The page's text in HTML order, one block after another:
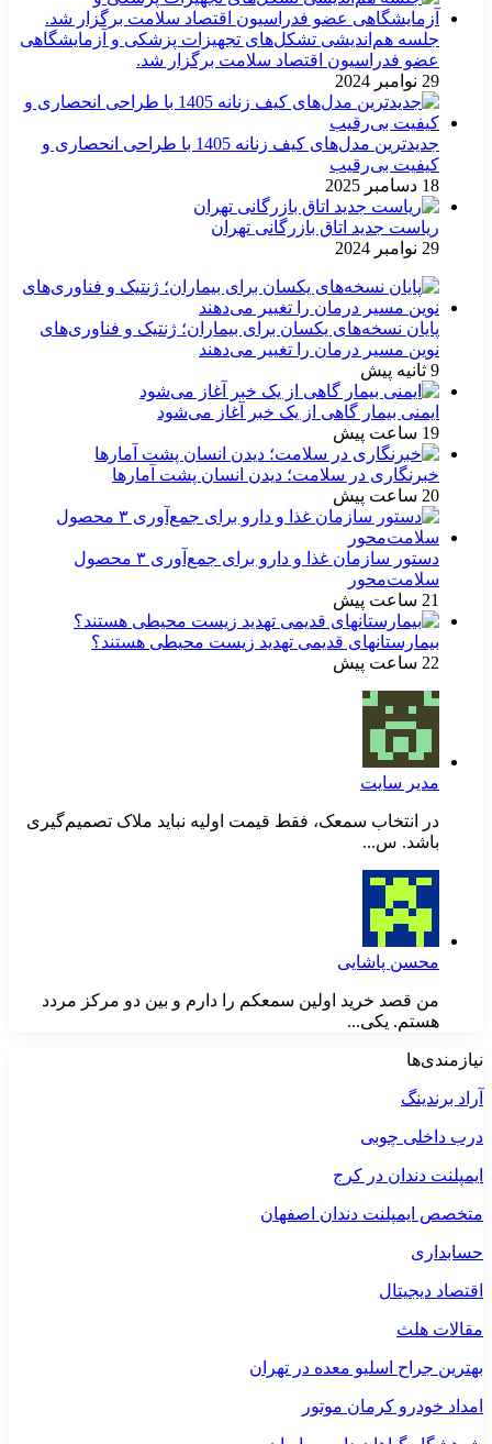
جلسه هم‌اندیشی تشکل‌های تجهیزات پزشکی و آزمایشگاهی
عضو فدراسیون اقتصاد سلامت برگزار شد.
29 نوامبر 2024
جدیدترین مدل‌های کیف زنانه 1405 با طراحی انحصاری و
کیفیت بی‌رقیب
18 دسامبر 2025
ریاست جدید اتاق بازرگانی تهران
29 نوامبر 2024
پایان نسخه‌های یکسان برای بیماران؛ ژنتیک و فناوری‌های
نوین مسیر درمان را تغییر می‌دهند
9 ثانیه پیش
ایمنی بیمار گاهی از یک خبر آغاز می‌شود
19 ساعت پیش
خبرنگاری در سلامت؛ دیدن انسان پشت آمارها
20 ساعت پیش
دستور سازمان غذا و دارو برای جمع‌آوری ۳ محصول
سلامت‌محور
21 ساعت پیش
بیمارستانهای قدیمی تهدید زیست محیطی هستند؟
22 ساعت پیش
مدیر سایت
در انتخاب سمعک، فقط قیمت اولیه نباید ملاک تصمیم‌گیری
باشد. س...
محسن پاشایی
من قصد خرید اولین سمعکم را دارم و بین دو مرکز مردد
هستم. یکی...
نیازمندی‌ها
آراد برندینگ
درب داخلی چوبی
ایمپلنت دندان در کرج
متخصص ایمپلنت دندان اصفهان
حسابداری
اقتصاد دیجیتال
مقالات هلث
بهترین جراح اسلیو معده در تهران
امداد خودرو کرمان موتور